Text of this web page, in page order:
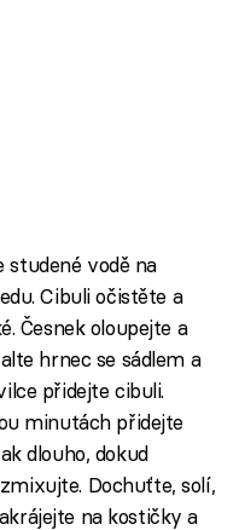
studené vodě na
Cibuli očistěte a
Česnek oloupejte a
hrnec se sádlem a
přidejte cibuli.
minutách přidejte
dlouho, dokud
Dochuťte, solí,
na kostičky a